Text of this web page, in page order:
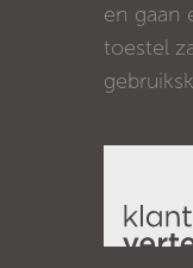
en gaan
toestel